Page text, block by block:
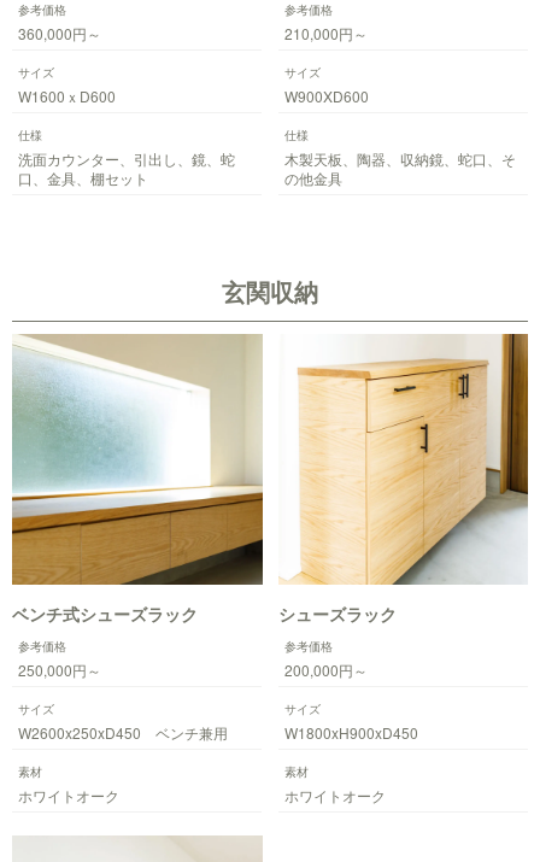
参考価格
360,000円～
サイズ
W1600ｘD600
仕様
洗面カウンター、引出し、鏡、蛇
口、金具、棚セット
参考価格
210,000円～
サイズ
W900XD600
仕様
木製天板、陶器、収納鏡、蛇口、そ
の他金具
玄関収納
ベンチ式シューズラック
参考価格
250,000円～
サイズ
W2600x250xD450 ベンチ兼用
素材
ホワイトオーク
シューズラック
参考価格
200,000円～
サイズ
W1800xH900xD450
素材
ホワイトオーク